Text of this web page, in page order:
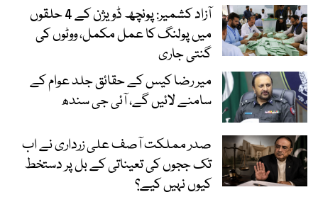
آزاد کشمیر: پونچھ ڈویژن کے 4 حلقوں
میں پولنگ کا عمل مکمل، ووٹوں کی
گنتی جاری
میر رضا کیس کے حقائق جلد عوام کے
سامنے لائیں گے، آئی جی سندھ
صدر مملکت آصف علی زرداری نے اب
تک ججوں کی تعیناتی کے بل پر دستخط
کیوں نہیں کیے؟